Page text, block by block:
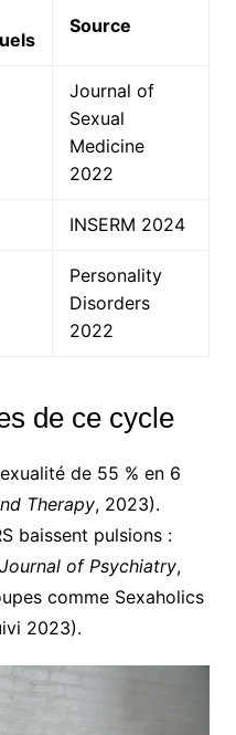
Source
Journal of
Sexual
Medicine
2022
INSERM 2024
Personality
Disorders
2022
de ce cycle
de 55 % en 6
Therapy, 2023).
baissent pulsions :
of Psychiatry,
comme Sexaholics
2023).